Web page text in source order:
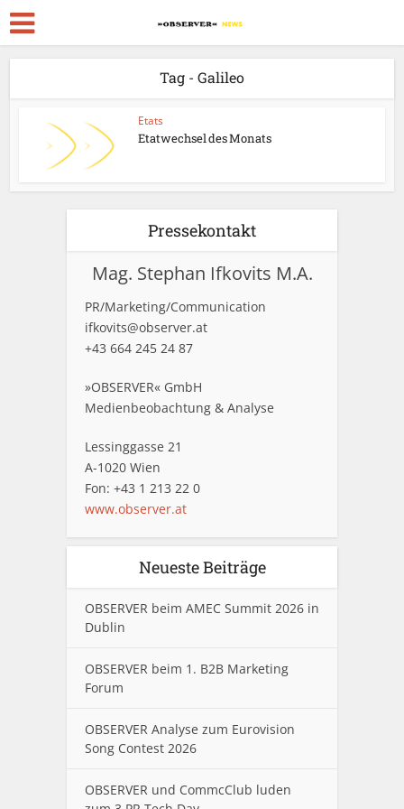
Tag - Galileo
Etats
Etatwechsel des Monats
Pressekontakt
Mag. Stephan Ifkovits M.A.
PR/Marketing/Communication
ifkovits@observer.at
+43 664 245 24 87
»OBSERVER« GmbH
Medienbeobachtung & Analyse
Lessinggasse 21
A-1020 Wien
Fon: +43 1 213 22 0
www.observer.at
Neueste Beiträge
OBSERVER beim AMEC Summit 2026 in
Dublin
OBSERVER beim 1. B2B Marketing
Forum
OBSERVER Analyse zum Eurovision
Song Contest 2026
OBSERVER und CommcClub luden